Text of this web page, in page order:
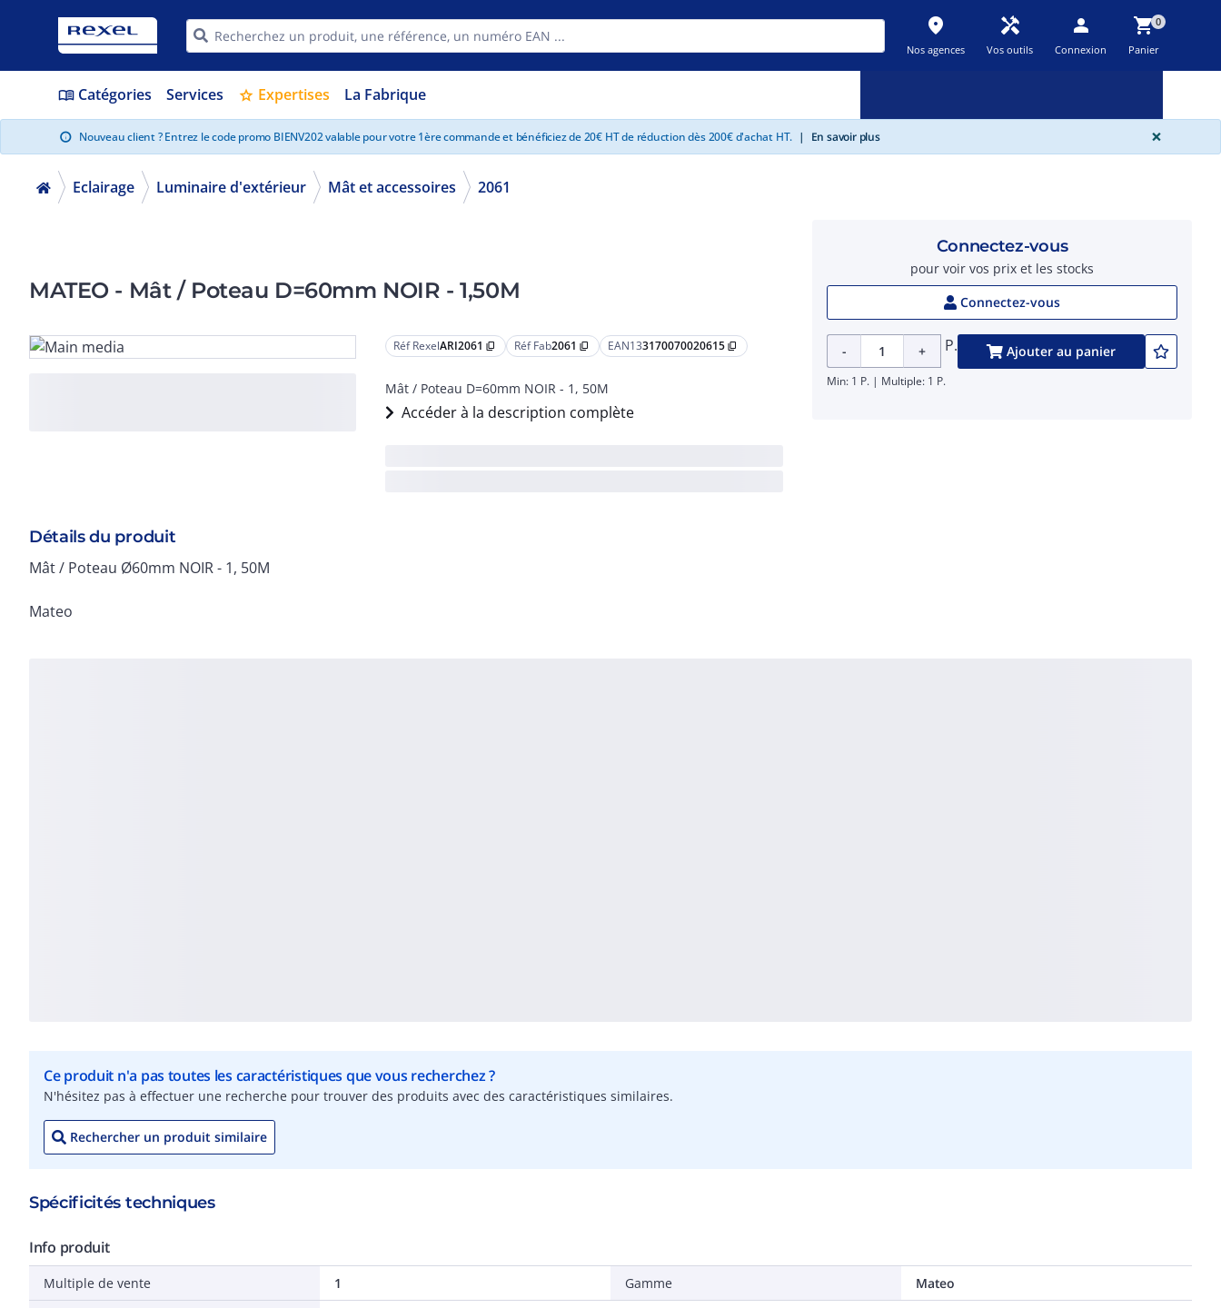
place
Nos agences
handyman
Vos outils
person
Connexion
shopping_cart0
Panier
menu_book Catégories Services star Expertises La Fabrique
info Nouveau client ? Entrez le code promo BIENV202 valable pour votre 1ère commande et bénéficiez de 20€ HT de réduction dès 200€ d'achat HT. | En savoir plus ×
Eclairage Luminaire d'extérieur Mât et accessoires 2061
MATEO - Mât / Poteau D=60mm NOIR - 1,50M
Réf RexelARI2061 content_copy Réf Fab2061 content_copy EAN133170070020615 content_copy
Mât / Poteau D=60mm NOIR - 1, 50M
Accéder à la description complète
Détails du produit
Mât / Poteau Ø60mm NOIR - 1, 50M
Mateo
Connectez-vous
pour voir vos prix et les stocks
Connectez-vous
- + P. Ajouter au panier
Min: 1 P. | Multiple: 1 P.
Ce produit n'a pas toutes les caractéristiques que vous recherchez ?
N'hésitez pas à effectuer une recherche pour trouver des produits avec des caractéristiques similaires.
Rechercher un produit similaire
Spécificités techniques
Info produit
Multiple de vente
1
Gamme Mateo